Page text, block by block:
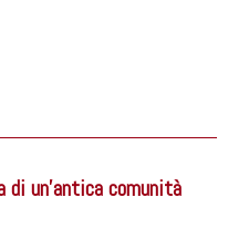
un'antica comunità